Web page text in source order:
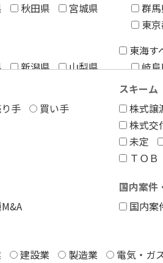
秋田県
宮城県
群馬
東京
新潟県
山梨県
東海す
岐阜
中国す
鳥取
福岡
宮崎
手 買い手
スキーム
株式譲
株式交
未定
ＴＯＢ
国内案件
国内案
建設業 製造業 電気・ガ